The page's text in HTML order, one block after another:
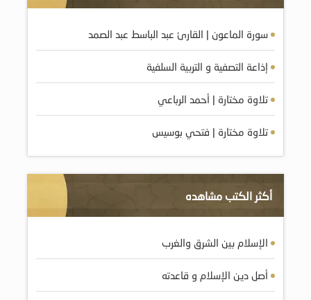
سورة الماعون | القارئ عبد الباسط عبد الصمد
إذاعة التصفية و التربية السلفية
تلاوة مختارة | أحمد الرباعي
تلاوة مختارة | فتحي بوسيس
أكثر الكتب مشاهده
الإسلام بين الشرق والغرب
أصل دين الإسلام و قاعدته